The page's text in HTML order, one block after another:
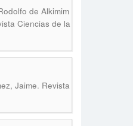
de Alkimim
Ciencias de la
Jaime. Revista